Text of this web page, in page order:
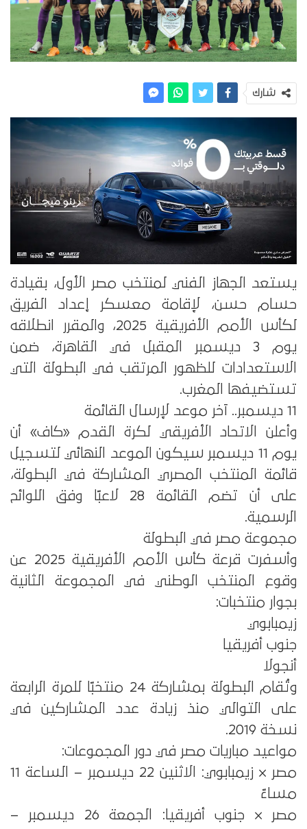
شارك
يستعد الجهاز الفني لمنتخب مصر الأول، بقيادة
حسام حسن، لإقامة معسكر إعداد الفريق
لكأس الأمم الأفريقية 2025، والمقرر انطلاقه
يوم 3 ديسمبر المقبل في القاهرة، ضمن
الاستعدادات للظهور المرتقب في البطولة التي
تستضيفها المغرب.
11 ديسمبر.. آخر موعد لإرسال القائمة
وأعلن الاتحاد الأفريقي لكرة القدم «كاف» أن
يوم 11 ديسمبر سيكون الموعد النهائي لتسجيل
قائمة المنتخب المصري المشاركة في البطولة،
على أن تضم القائمة 28 لاعبًا وفق اللوائح
الرسمية.
مجموعة مصر في البطولة
وأسفرت قرعة كأس الأمم الأفريقية 2025 عن
وقوع المنتخب الوطني في المجموعة الثانية
بجوار منتخبات:
زيمبابوي
جنوب أفريقيا
أنجولا
وتُقام البطولة بمشاركة 24 منتخبًا للمرة الرابعة
على التوالي منذ زيادة عدد المشاركين في
نسخة 2019.
مواعيد مباريات مصر في دور المجموعات:
مصر × زيمبابوي: الاثنين 22 ديسمبر – الساعة 11
مساءً
مصر × جنوب أفريقيا: الجمعة 26 ديسمبر –